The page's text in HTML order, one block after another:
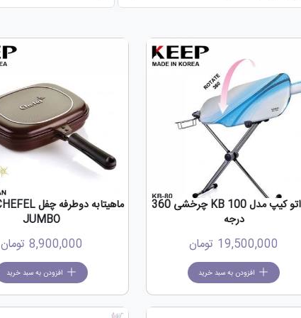
میز اتو کیپ مدل KB 100 چرخشی 360
درجه
19,500,000 تومان
افزودن به سبد خرید
JUMBO
8,900,000 تومان
افزودن به سبد خرید